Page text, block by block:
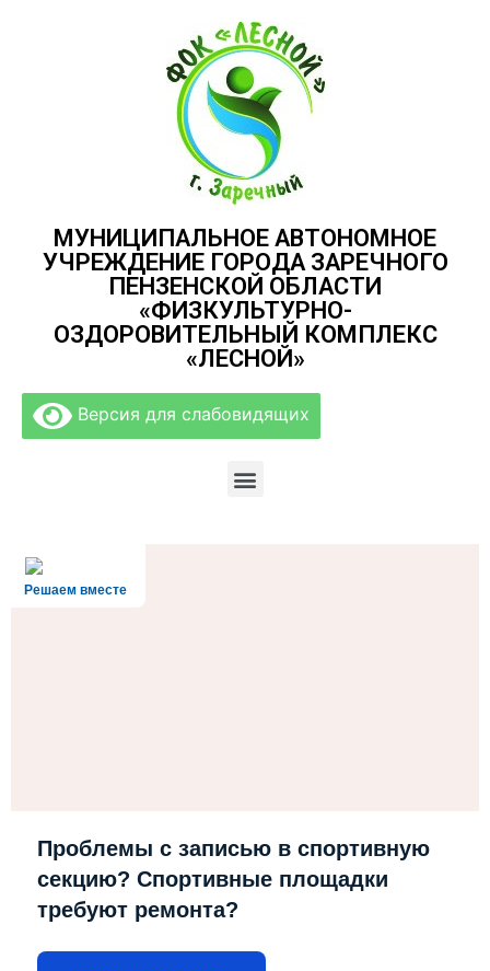
МУНИЦИПАЛЬНОЕ АВТОНОМНОЕ
УЧРЕЖДЕНИЕ ГОРОДА ЗАРЕЧНОГО
ПЕНЗЕНСКОЙ ОБЛАСТИ
«ФИЗКУЛЬТУРНО-
ОЗДОРОВИТЕЛЬНЫЙ КОМПЛЕКС
«ЛЕСНОЙ»
Версия для слабовидящих
Решаем вместе
Проблемы с записью в спортивную
секцию? Спортивные площадки
требуют ремонта?